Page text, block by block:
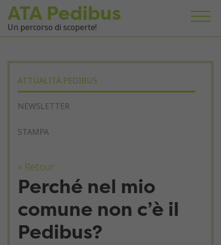
ATA Pedibus
Un percorso di scoperte!
ATTUALITÀ PEDIBUS
NEWSLETTER
STAMPA
« Retour
Perché nel mio
comune non c’è il
Pedibus?